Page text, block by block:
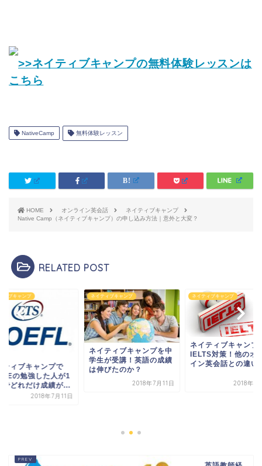
>>ネイティブキャンプの無料体験レッスンは
こちら
NativeCamp 無料体験レッスン
HOME オンライン英会話
ネイティブキャンプ
Native Camp（ネイティブキャンプ）の申し込み方法｜意外と大変？
RELATED POST
ィブキャンプ
ティブキャンプで
の勉強した人が1
でどれだけ成績が...
2018年7月11日
ネイティブキャンプ
ネイティブキャンプを中
学生が受講！英語の成績
は伸びたのか？
2018年7月11日
ネイティブキャンプ
ネイティブキャンプ
IELTS対策！他のオ
イン英会話との違い
2018年7